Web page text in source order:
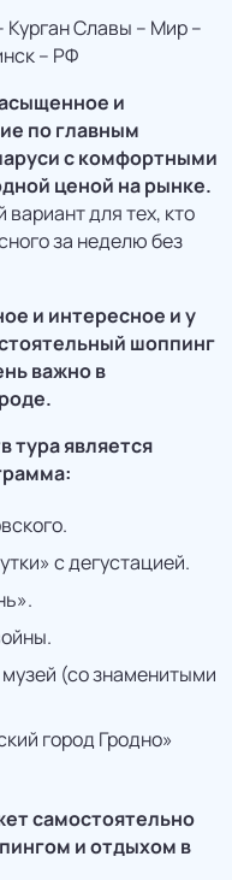
Славы – Мир –
– РФ
и
по главным
с комфортными
ценой на рынке.
для тех, кто
за неделю без
и интересное и у
шоппинг
важно в
тура является
с дегустацией.
(со знаменитыми
город Гродно»
самостоятельно
и отдыхом в